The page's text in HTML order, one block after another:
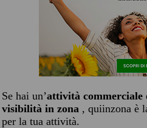
Se hai un’attività commerciale
visibilità in zona , quiinzona è
per la tua attività.